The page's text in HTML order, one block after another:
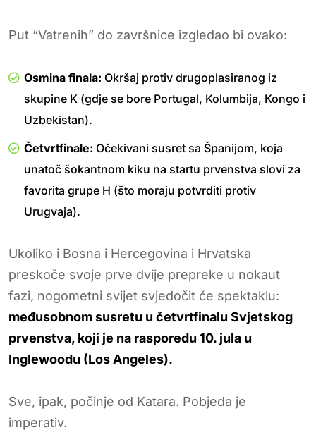
Put “Vatrenih” do završnice izgledao bi ovako:
Osmina finala: Okršaj protiv drugoplasiranog iz
skupine K (gdje se bore Portugal, Kolumbija, Kongo i
Uzbekistan).
Četvrtfinale: Očekivani susret sa Španijom, koja
unatoč šokantnom kiku na startu prvenstva slovi za
favorita grupe H (što moraju potvrditi protiv
Urugvaja).
Ukoliko i Bosna i Hercegovina i Hrvatska
preskoče svoje prve dvije prepreke u nokaut
fazi, nogometni svijet svjedočit će spektaklu:
međusobnom susretu u četvrtfinalu Svjetskog
prvenstva, koji je na rasporedu 10. jula u
Inglewoodu (Los Angeles).
Sve, ipak, počinje od Katara. Pobjeda je
imperativ.